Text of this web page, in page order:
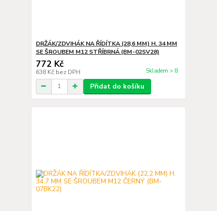
DRŽÁK/ZDVIHÁK NA ŘÍDÍTKA (28,6 MM) H. 34 MM
SE ŠROUBEM M12 STŘÍBRNÁ (BM-02SV28)
772 Kč
638 Kč bez DPH Skladem > 8
Přidat do košíku